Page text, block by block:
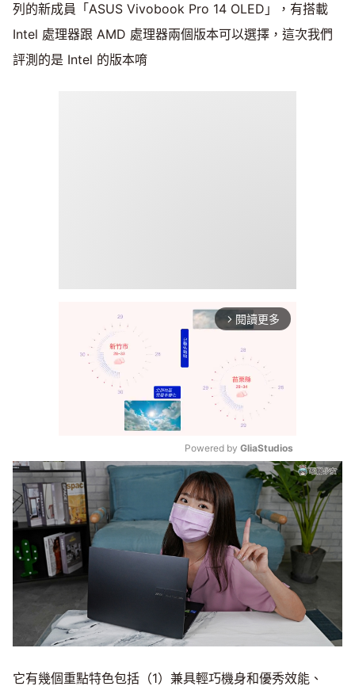
列的新成員「ASUS Vivobook Pro 14 OLED」，有搭載
Intel 處理器跟 AMD 處理器兩個版本可以選擇，這次我們
評測的是 Intel 的版本唷
arrow_forward_ios 閱讀更多
Mute
Powered by GliaStudios
它有幾個重點特色包括（1）兼具輕巧機身和優秀效能、